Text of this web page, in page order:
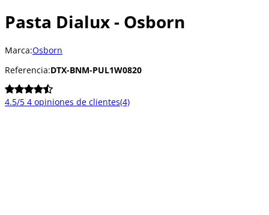
Pasta Dialux - Osborn
Marca:Osborn
Referencia:DTX-BNM-PUL1W0820
4.5/5 4 opiniones de clientes(4)